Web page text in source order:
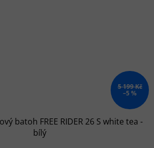
5 199 Kč
–5 %
batoh FREE RIDER 26 S white tea -
bílý